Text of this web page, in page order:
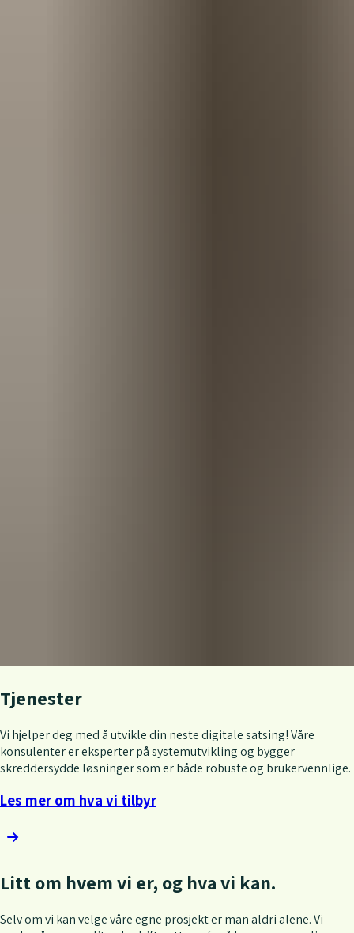
Tjenester
Vi hjelper deg med å utvikle din neste digitale satsing! Våre
konsulenter er eksperter på systemutvikling og bygger
skreddersydde løsninger som er både robuste og brukervennlige.
Les mer om hva vi tilbyr
Litt om hvem vi er, og hva vi kan.
Selv om vi kan velge våre egne prosjekt er man aldri alene. Vi